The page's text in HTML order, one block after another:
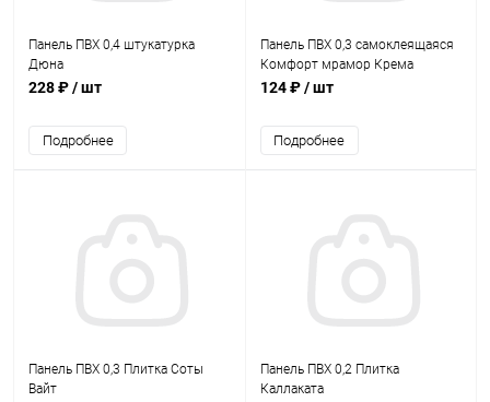
Панель ПВХ 0,4 штукатурка
Дюна
228 ₽/ шт
Подробнее
Панель ПВХ 0,3 самоклеящаяся
Комфорт мрамор Крема
124 ₽/ шт
Подробнее
Панель ПВХ 0,3 Плитка Соты
Вайт
Панель ПВХ 0,2 Плитка
Каллаката